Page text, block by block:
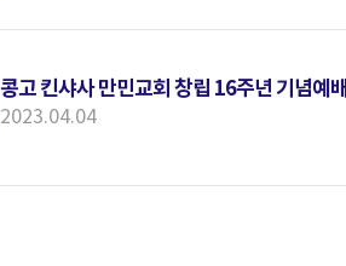
콩고 킨샤사 만민교회 창립 16주년 기념예배
2023.04.04